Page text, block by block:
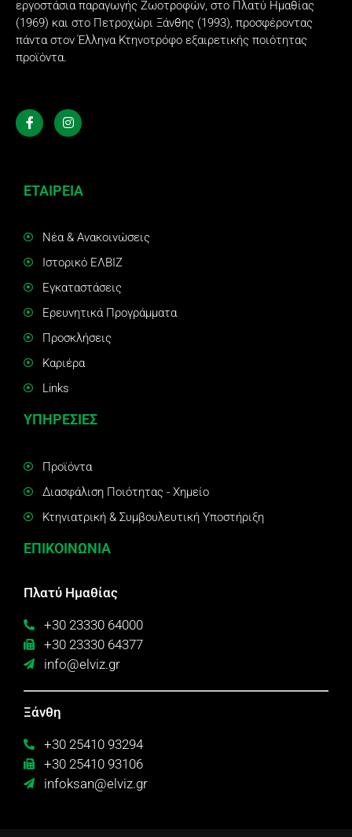
εργοστάσια παραγωγής Ζωοτροφών, στο Πλατύ Ημαθίας
(1969) και στο Πετροχώρι Ξάνθης (1993), προσφέροντας
πάντα στον Έλληνα Κτηνοτρόφο εξαιρετικής ποιότητας
προϊόντα.
ΕΤΑΙΡΕΙΑ
Νέα & Ανακοινώσεις
Ιστορικό ΕΛΒΙΖ
Εγκαταστάσεις
Ερευνητικά Προγράμματα
Προσκλήσεις
Καριέρα
Links
ΥΠΗΡΕΣΙΕΣ
Προϊόντα
Διασφάλιση Ποιότητας - Χημείο
Κτηνιατρική & Συμβουλευτική Υποστήριξη
ΕΠΙΚΟΙΝΩΝΙΑ
Πλατύ Ημαθίας
+30 23330 64000
+30 23330 64377
info@elviz.gr
Ξάνθη
+30 25410 93294
+30 25410 93106
infoksan@elviz.gr